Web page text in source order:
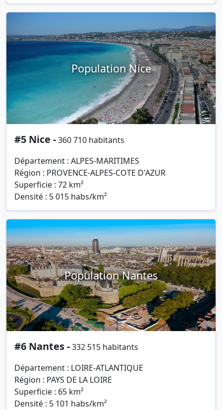
Population Nice
#5 Nice -360 710 habitants
Département : ALPES-MARITIMES
Région : PROVENCE-ALPES-COTE D'AZUR
Superficie : 72 km²
Densité : 5 015 habs/km²
Population Nantes
#6 Nantes -332 515 habitants
Département : LOIRE-ATLANTIQUE
Région : PAYS DE LA LOIRE
Superficie : 65 km²
Densité : 5 101 habs/km²